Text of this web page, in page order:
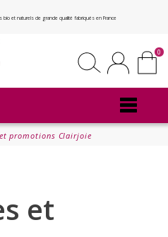
bio et naturels de grande qualité fabriqués en France
0
promotions Clairjoie
et